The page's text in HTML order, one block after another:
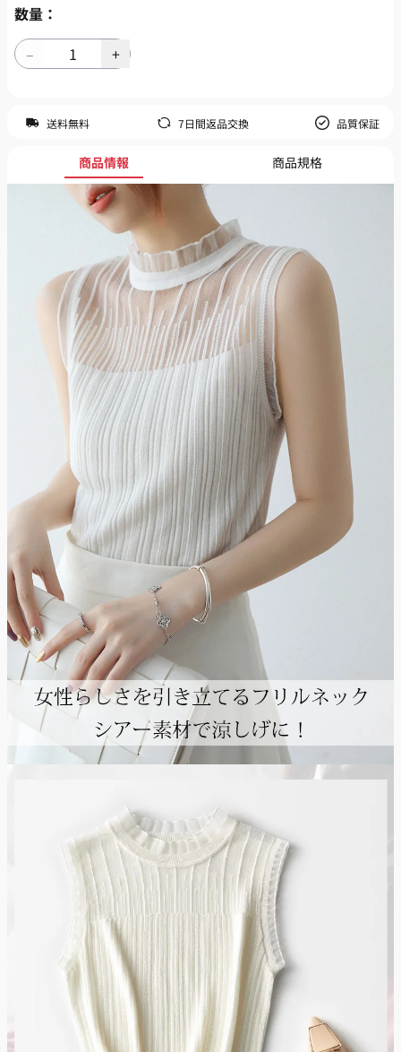
数量：
送料無料 7日間返品交換 品質保証
商品情報 商品規格